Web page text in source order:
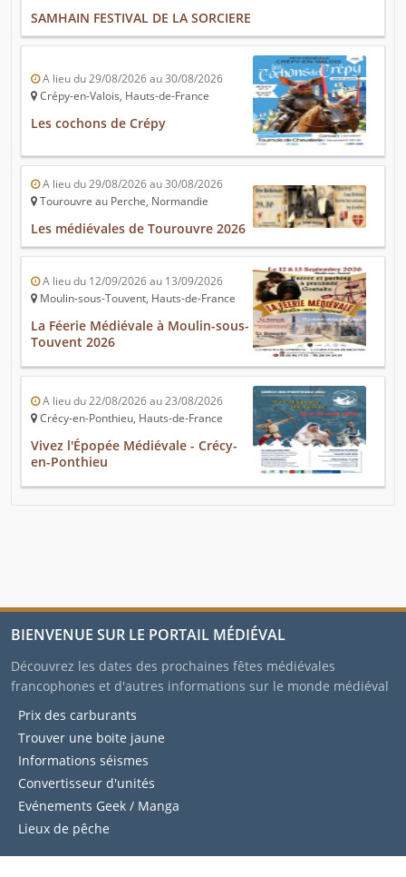
SAMHAIN FESTIVAL DE LA SORCIERE
A lieu du 29/08/2026 au 30/08/2026
Crépy-en-Valois, Hauts-de-France
Les cochons de Crépy
A lieu du 29/08/2026 au 30/08/2026
Tourouvre au Perche, Normandie
Les médiévales de Tourouvre 2026
A lieu du 12/09/2026 au 13/09/2026
Moulin-sous-Touvent, Hauts-de-France
La Féerie Médiévale à Moulin-sous-
Touvent 2026
A lieu du 22/08/2026 au 23/08/2026
Crécy-en-Ponthieu, Hauts-de-France
Vivez l'Épopée Médiévale - Crécy-
en-Ponthieu
BIENVENUE SUR LE PORTAIL MÉDIÉVAL
Découvrez les dates des prochaines fêtes médiévales
francophones et d'autres informations sur le monde médiéval
Prix des carburants
Trouver une boite jaune
Informations séismes
Convertisseur d'unités
Evénements Geek / Manga
Lieux de pêche